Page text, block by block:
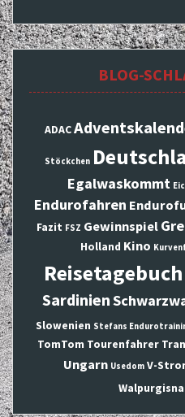
BLOG-
ADAC
Stöckchen
Egalwaskommt
Endurofahren
Fazit FSZ Gewinnspiel
Holland Kino
Reisetagebuch
Sardinien
Slowenien Stefans
TomTom Tourenfahrer
Ungarn Usedom V-